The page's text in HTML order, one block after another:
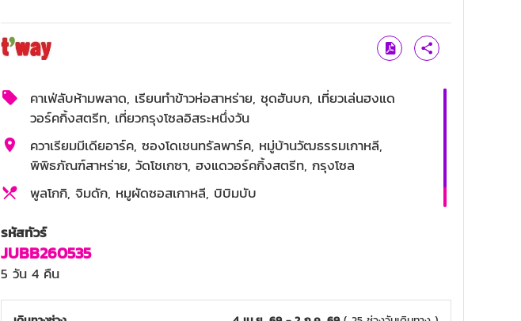
คาเฟ่ลับห้ามพลาด, เรียนทำข้าวห่อสาหร่าย, ชุดฮันบก, เที่ยวเล่นฮงแด
วอร์คกิ้งสตรีท, เที่ยวกรุงโซลอิสระหนึ่งวัน
ควาเรียมมีเดียอาร์ค, ซองโดเชนทรัลพาร์ค, หมู่บ้านวัฒธรรมเกาหลี,
พิพิธภัณฑ์สาหร่าย, วัดโชเกซา, ฮงแดวอร์คกิ้งสตรีท, กรุงโซล
พูลโกกิ, จิมดัก, หมูผัดซอสเกาหลี, บิบิมบับ
4 ดาว
รหัสทัวร์
JUBB260535
5 วัน 4 คืน